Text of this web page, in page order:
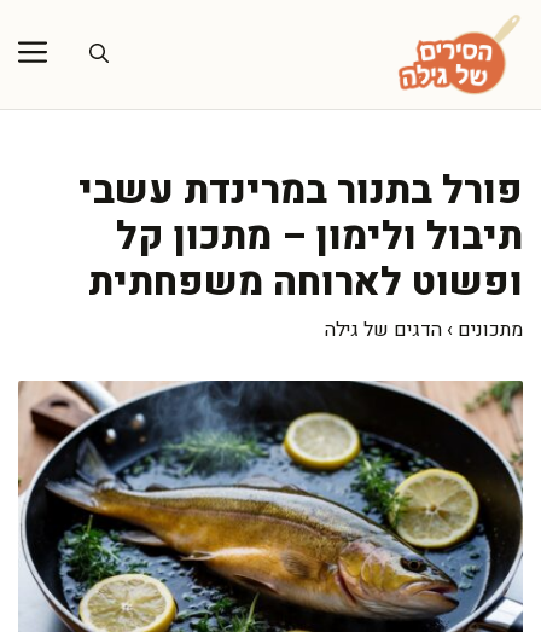
לדלג
לתוכן
פורל בתנור במרינדת עשבי
תיבול ולימון – מתכון קל
ופשוט לארוחה משפחתית
מתכונים › הדגים של גילה